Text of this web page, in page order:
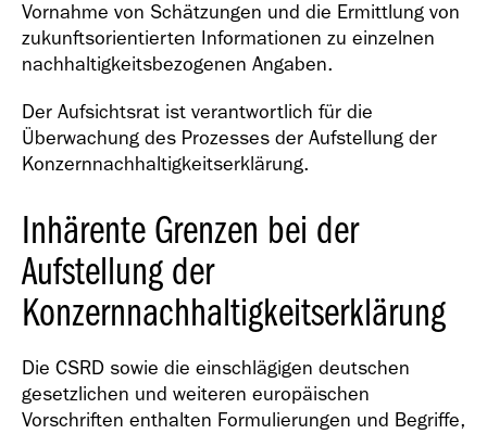
Vornahme von Schätzungen und die Ermittlung von
zukunftsorientierten Informationen zu einzelnen
nachhaltigkeitsbezogenen Angaben.
Der Aufsichtsrat ist verantwortlich für die
Überwachung des Prozesses der Aufstellung der
Konzernnachhaltigkeitserklärung.
Inhärente Grenzen bei der
Aufstellung der
Konzernnachhaltigkeitserklärung
Die CSRD sowie die einschlägigen deutschen
gesetzlichen und weiteren europäischen
Vorschriften enthalten Formulierungen und Begriffe,